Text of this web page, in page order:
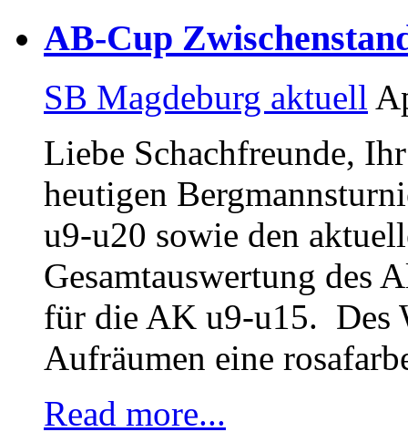
AB-Cup
SB Magdeburg aktuell
Liebe Schachfreunde,
heutigen
u9-u20 sowie den
Gesamtauswertung des
für die AK u9-u15. Des
Aufräumen eine
Read more...